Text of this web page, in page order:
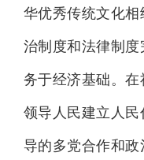
华优秀传统文化
治制度和法律制
务于经济基础。
领导人民建立人
导的多党合作和政